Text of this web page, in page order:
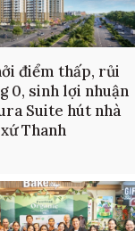
điểm thấp, rủi
0, sinh lợi nhuận
Suite hút nhà
Thanh